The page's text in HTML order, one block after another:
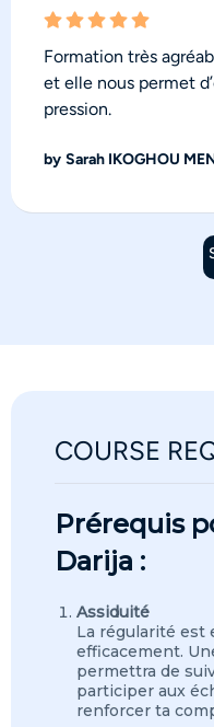
Formation très
et elle nous permet
pression.
by Sarah IKOGHOU
COURSE
Prérequis
Darija :
Assiduité
La régularité est
efficacement.
permettra de
participer aux
renforcer ta